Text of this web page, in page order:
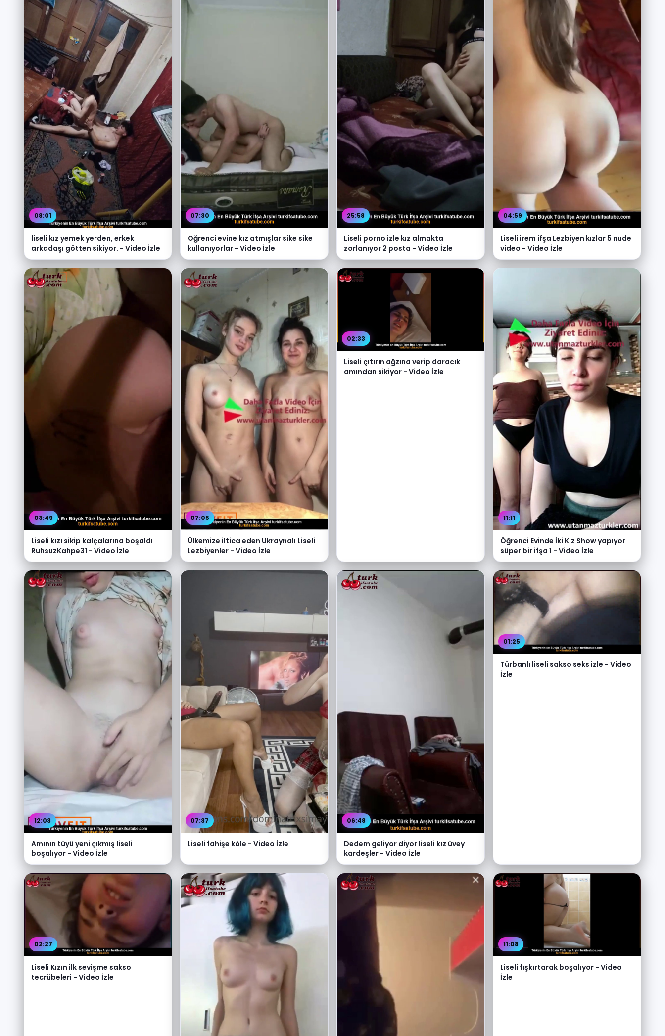
08:01
liseli kız yemek yerden, erkek
arkadaşı götten sikiyor. - Video İzle
07:30
Öğrenci evine kız atmışlar sike sike
kullanıyorlar - Video İzle
25:58
Liseli porno izle kız almakta
zorlanıyor 2 posta - Video İzle
04:59
Liseli irem ifşa Lezbiyen kızlar 5 nude
video - Video İzle
03:49
Liseli kızı sikip kalçalarına boşaldı
RuhsuzKahpe31 - Video İzle
07:05
Ülkemize iltica eden Ukraynalı Liseli
Lezbiyenler - Video İzle
02:33
Liseli çıtırın ağzına verip daracık
amından sikiyor - Video İzle
11:11
Öğrenci Evinde İki Kız Show yapıyor
süper bir ifşa 1 - Video İzle
12:03
Amının tüyü yeni çıkmış liseli
boşalıyor - Video İzle
07:37
Liseli fahişe köle - Video İzle
06:48
Dedem geliyor diyor liseli kız üvey
kardeşler - Video İzle
01:25
Türbanlı liseli sakso seks izle - Video
İzle
02:27
Liseli Kızın ilk sevişme sakso
tecrübeleri - Video İzle
11:08
Liseli fışkırtarak boşalıyor - Video
İzle